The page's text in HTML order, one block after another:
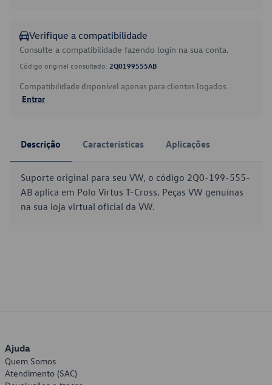
Verifique a compatibilidade
Consulte a compatibilidade fazendo login na sua conta.
Código original consultado: 2Q0199555AB
Compatibilidade disponível apenas para clientes logados.
Entrar
Descrição Características Aplicações
Suporte original para seu VW, o código 2Q0-199-555-
AB aplica em Polo Virtus T-Cross. Peças VW genuínas
na sua loja virtual oficial da VW.
Ajuda
Quem Somos
Atendimento (SAC)